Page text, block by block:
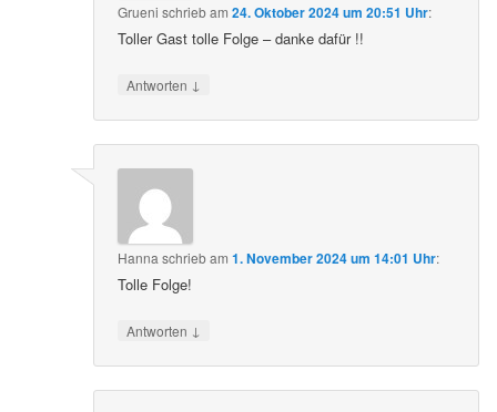
Grueni schriebam24. Oktober 2024 um 20:51 Uhr:
Toller Gast tolle Folge – danke dafür !!
Antworten ↓
Hanna schriebam1. November 2024 um 14:01 Uhr:
Tolle Folge!
Antworten ↓